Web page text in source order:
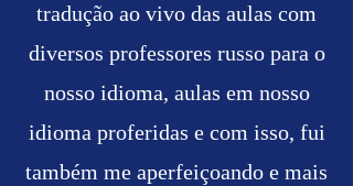
tradução ao vivo das aulas com
diversos professores russo para o
nosso idioma, aulas em nosso
idioma proferidas e com isso, fui
também me aperfeiçoando e mais